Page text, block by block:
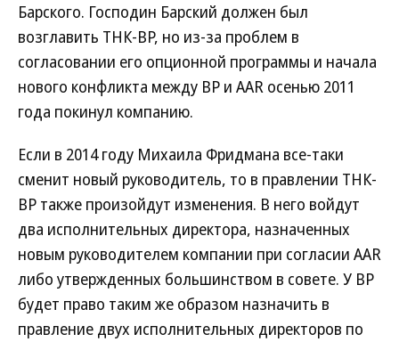
Барского. Господин Барский должен был
возглавить ТНК-ВР, но из-за проблем в
согласовании его опционной программы и начала
нового конфликта между ВР и AAR осенью 2011
года покинул компанию.
Если в 2014 году Михаила Фридмана все-таки
сменит новый руководитель, то в правлении ТНК-
ВР также произойдут изменения. В него войдут
два исполнительных директора, назначенных
новым руководителем компании при согласии AAR
либо утвержденных большинством в совете. У ВР
будет право таким же образом назначить в
правление двух исполнительных директоров по